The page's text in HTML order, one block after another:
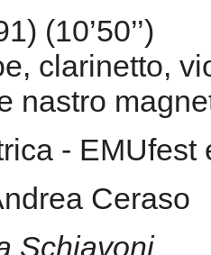
(10’50’’)
clarinetto,
nastro
- EMUfest
Ceraso
Schiavoni